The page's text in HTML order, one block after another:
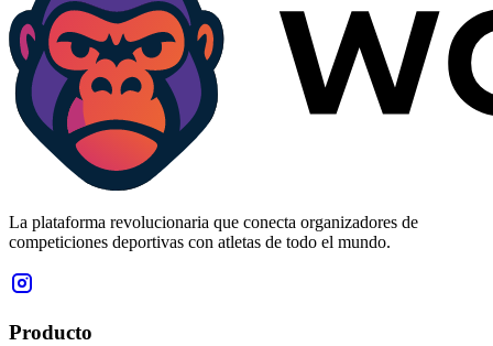
La plataforma revolucionaria que conecta organizadores de
competiciones deportivas con atletas de todo el mundo.
Producto